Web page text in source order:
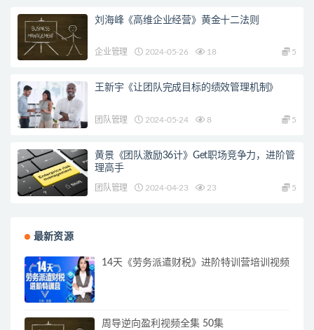
刘海峰《高维企业经营》黄金十二法则
企业管理 2024-05-26 18 5
王新宇《让团队完成目标的绩效管理机制》
团队管理 2024-05-24 8 5
黄景《团队激励36计》Get职场竞争力，进阶管
理高手
团队管理 2024-04-23 23 5
最新资源
14天《劳务派遣财税》进阶特训营培训视频
周导逆向盈利视频全集 50集